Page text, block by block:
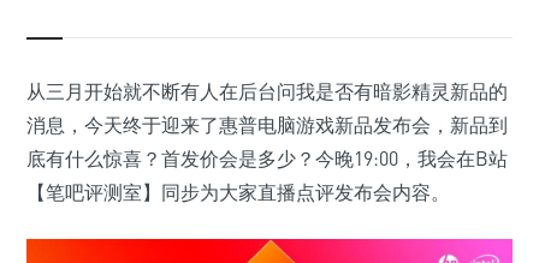
从三月开始就不断有人在后台问我是否有暗影精灵新品的
消息，今天终于迎来了惠普电脑游戏新品发布会，新品到
底有什么惊喜？首发价会是多少？今晚19:00，我会在B站
【笔吧评测室】同步为大家直播点评发布会内容。